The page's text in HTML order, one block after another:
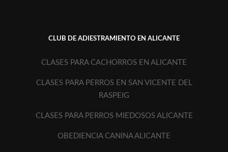
CLUB DE ADIESTRAMIENTO EN ALICANTE
CLASES PARA CACHORROS EN ALICANTE
CLASES PARA PERROS EN SAN VICENTE DEL
RASPEIG
CLASES PARA PERROS MIEDOSOS ALICANTE
OBEDIENCIA CANINA ALICANTE